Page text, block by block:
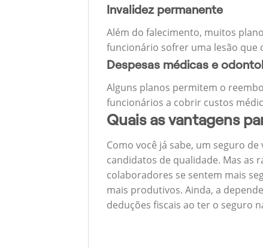
Invalidez permanente
Além do falecimento, muitos
funcionário sofrer uma lesão que
Despesas médicas e
Alguns planos permitem o
funcionários a cobrir custos
Quais as vantagens
Como você já sabe, um seguro
candidatos de qualidade. Mas as
colaboradores se sentem mais
mais produtivos. Ainda, a
deduções fiscais ao ter o seguro